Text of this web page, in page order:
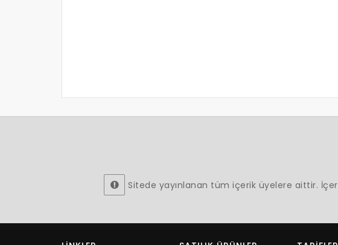
Sitede yayınlanan tüm içerik üyelere aittir.